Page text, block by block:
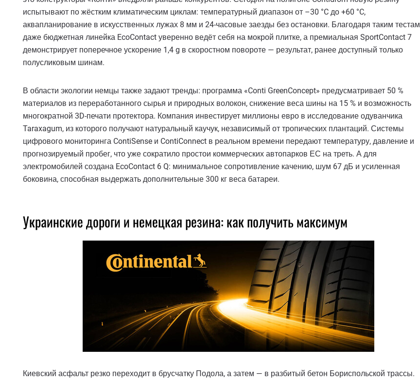
испытывают по жёстким климатическим циклам: температурный диапазон от –30 °C до +60 °C,
аквапланирование в искусственных лужах 8 мм и 24-часовые заезды без остановки. Благодаря таким тестам
даже бюджетная линейка EcoContact уверенно ведёт себя на мокрой плитке, а премиальная SportContact 7
демонстрирует поперечное ускорение 1,4 g в скоростном повороте — результат, ранее доступный только
полусликовым шинам.
В области экологии немцы также задают тренды: программа «Conti GreenConcept» предусматривает 50 %
материалов из переработанного сырья и природных волокон, снижение веса шины на 15 % и возможность
многократной 3D-печати протектора. Компания инвестирует миллионы евро в исследование одуванчика
Taraxagum, из которого получают натуральный каучук, независимый от тропических плантаций. Системы
цифрового мониторинга ContiSense и ContiConnect в реальном времени передают температуру, давление и
прогнозируемый пробег, что уже сократило простои коммерческих автопарков ЕС на треть. А для
электромобилей создана EcoContact 6 Q: минимальное сопротивление качению, шум 67 дБ и усиленная
боковина, способная выдержать дополнительные 300 кг веса батареи.
Украинские дороги и немецкая резина: как получить максимум
Киевский асфальт резко переходит в брусчатку Подола, а затем — в разбитый бетон Бориспольской трассы.